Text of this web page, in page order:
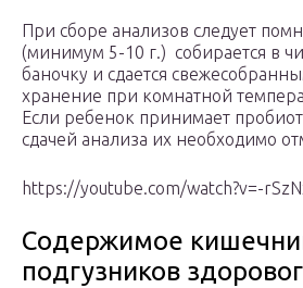
При сборе анализов следует
(минимум 5-10 г.) собирается в
баночку и сдается
хранение при комнатной
Если ребенок принимает
сдачей анализа их необходимо
https://youtube.com/watch?v=-
Содержимое
подгузников